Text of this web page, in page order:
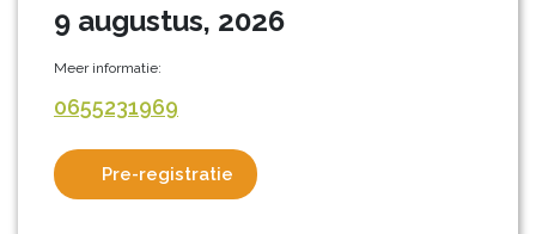
9 augustus, 2026
Meer informatie:
0655231969
Pre-registratie